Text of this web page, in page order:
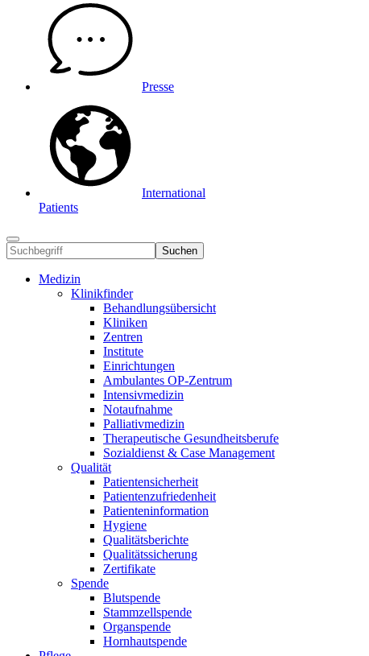
Presse
International
Patients
Suchen
Medizin
Klinikfinder
Behandlungsübersicht
Kliniken
Zentren
Institute
Einrichtungen
Ambulantes OP-Zentrum
Intensivmedizin
Notaufnahme
Palliativmedizin
Therapeutische Gesundheitsberufe
Sozialdienst & Case Management
Qualität
Patientensicherheit
Patientenzufriedenheit
Patienteninformation
Hygiene
Qualitätsberichte
Qualitätssicherung
Zertifikate
Spende
Blutspende
Stammzellspende
Organspende
Hornhautspende